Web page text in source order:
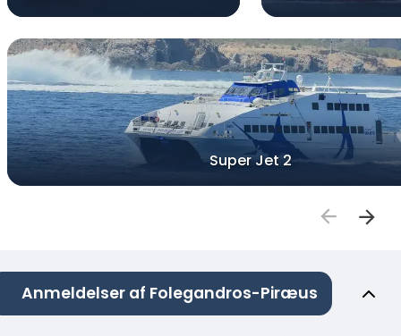
Super Jet 2
Anmeldelser af Folegandros-Piræus